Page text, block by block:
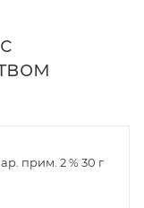
прим. 2 % 30 г